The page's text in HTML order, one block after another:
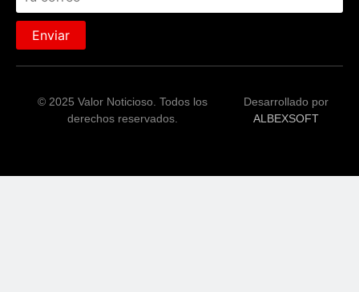
Enviar
© 2025 Valor Noticioso. Todos los
derechos reservados.
Desarrollado por
ALBEXSOFT